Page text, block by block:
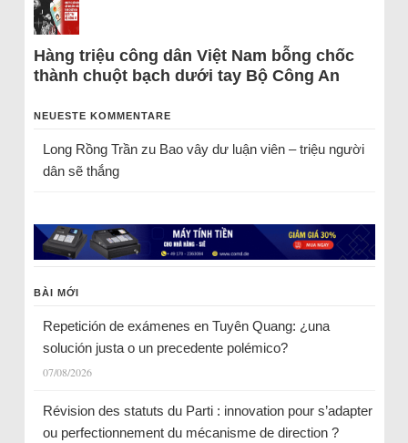
Hàng triệu công dân Việt Nam bỗng chốc
thành chuột bạch dưới tay Bộ Công An
NEUESTE KOMMENTARE
Long Rồng Trầnzu Bao vây dư luận viên – triệu người
dân sẽ thắng
BÀI MỚI
Repetición de exámenes en Tuyên Quang: ¿una
solución justa o un precedente polémico?
07/08/2026
Révision des statuts du Parti : innovation pour s’adapter
ou perfectionnement du mécanisme de direction ?